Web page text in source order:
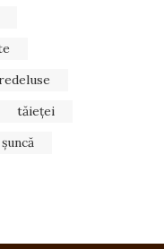
tăieței